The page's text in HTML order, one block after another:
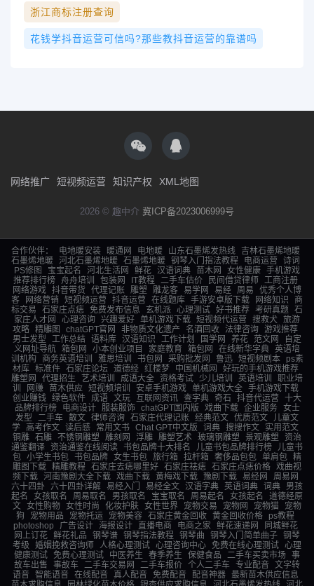
浙江商标注册查询
花钱学抖音运营可信吗?那些教抖音运营的靠谱吗
网络推广 短视频运营 知识产权 XML地图
2026 © 趣中介 冀ICP备2023006999号
合作伙伴： 电地暖安装 暖通网 电地暖 山东石墨烯发热线
吉林石墨烯地暖
石墨烯地暖
河北石墨烯地暖 石墨烯地暖 钢琴入门指法教程 电商运营
诗词
PS修图
宝宝起名 河北生活网 鲜花 汉语词典 苗木网 女性健康 手机游戏
推荐排行榜
舟舟培训 包装网 IT教程 二手车估价 民间借贷律师
工商注册
网络游戏 抖音带货 代理记账 雕塑 雕龙客 易学网 易经 周易
优秀个人博
客
网络营销 短视频运营 抖音运营 在线题库 手游安卓版下载 网络知识
商
标交易
石家庄点痣 免费发布信息 玄机派 心理测试 好书推荐 考研真题 石
家庄人才网
心理咨询 兴趣爱好 单机游戏下载 短视频代运营 搜救犬 旅游
攻略 精雕图 chatGPT官网 非物质文化遗产 名酒回收 法律咨询 游戏推荐
男士发型
工作总结 语料库 汉语知识 工作计划 国学网 养花 范文网
自定
义网址导航 箱包网 小本创业项目 家庭教育 箱包网 在线新华字典 英语培
训机构
商务英语培训 雅思培训 书包网 采购批发网 鲁迅 短视频剧本
ps素
材库
标准件 石家庄论坛 道德经 红楼梦 中国机械网
好玩的手机游戏推荐
雕塑网
代理招生 艺术培训 成语大全 资格考试 少儿培训 英语培训
职业培
训
网赚 苗木供应 短视频培训 安卓手机游戏 单机游戏大全
手机游戏下载
创业赚钱
绿色软件 成语 文玩 互联网资讯 查字典 奇石 抖音代运营 十大
品牌排行榜
电商设计 服装服饰 chatGPT国内版 戏曲下载 企业服务
女士
发型
二手车 散文 律师咨询 石家庄代理记账 经典范文 优质范文
儿童文
学 高考作文 读后感 常用文书 Chat GPT中文版 词典 搜搜作文
实用范文
铜雕 石雕 不锈钢雕塑 雕刻网 浮雕 雕塑艺术 玻璃钢雕塑 景观雕塑
资治
通鉴翻译
资治通鉴在线阅读 书包品牌十大排名 儿童书包品牌排行榜
儿童书
包 小学生书包 书包品牌 女生书包 旅行箱 拉杆箱 奢侈品包包 单肩包 精
雕图下载 精雕教程 石家庄去痣哪里好 石家庄祛痣 石家庄点痣价格 戏曲视
频下载
河南豫剧大全下载 戏曲下载 黄梅戏下载 豫剧下载 易经网
周易网
六十四卦
六十四卦详解 易经入门 易经全文 汉语字典 英语词典 词典
男孩
起名
女孩取名 周易取名 男孩取名 宝宝取名 周易起名 女孩起名
道德经原
文 女性购物 女性时尚 化妆护肤 女性世界 宠物交易 宠物网 宠物猫
宠物
狗
宠物用品 宠物托运 宠物美容 石家庄黄金回收 黄金回收价格
ps教程
photoshop
广告设计 海报设计 直播电商 电商之家 鲜花速递网
同城鲜花
网上订花 鲜花礼品 钢琴谱 钢琴指法教程 钢琴曲 钢琴入门简单曲子 钢琴
考级
婚姻挽救咨询师 人格心理测试 心理咨询中心 免费在线心理测试 心理
健康测试
免费心理测试 中医养生 春季养生 保健食品 二手车买卖市场
事
故车出售
事故车 二手车交易网 二手车报价 个人二手车 专业配音 文字转
语音
智能语音 在线配音 真人配音 免费配音 配音神器
最新苗木供应信息